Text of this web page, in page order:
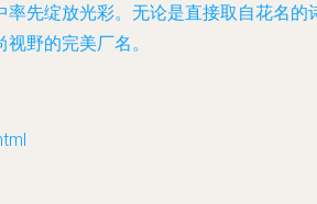
先绽放光彩。无论是直接取自花名
野的完美厂名。